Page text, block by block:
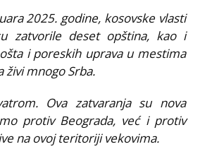
2025. godine, kosovske vlasti
zatvorile deset opština, kao i
i poreskih uprava u mestima
živi mnogo Srba.
Ova zatvaranja su nova
protiv Beograda, već i protiv
na ovoj teritoriji vekovima.